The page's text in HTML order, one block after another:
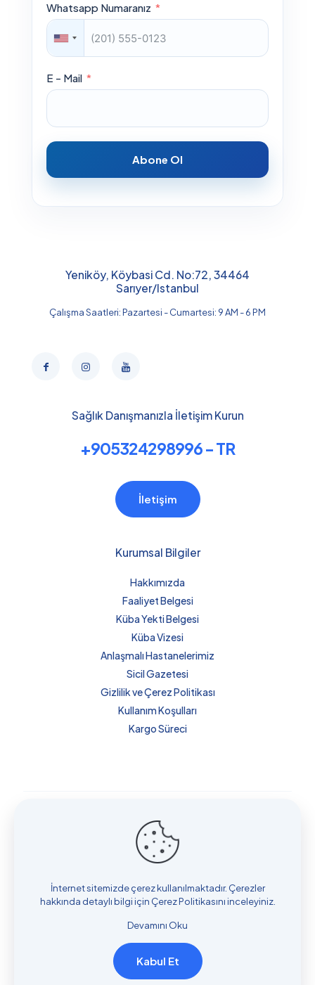
Whatsapp Numaranız
E - Mail
Abone Ol
Yeniköy, Köybasi Cd. No:72, 34464
Sarıyer/Istanbul
Çalışma Saatleri: Pazartesi - Cumartesi: 9 AM - 6 PM
Sağlık Danışmanızla İletişim Kurun
+905324298996 - TR
İletişim
Kurumsal Bilgiler
Hakkımızda
Faaliyet Belgesi
Küba Yekti Belgesi
Küba Vizesi
Anlaşmalı Hastanelerimiz
Sicil Gazetesi
Gizlilik ve Çerez Politikası
Kullanım Koşulları
Kargo Süreci
Küba’da Sağlık ve Danışmanlık Hizmetleri bir
Sağlık Turizm Tic. Ltd. Şti.
Copyright © 2018 Küba'da Sağlık ve Danışmanlık
İnternet sitemizde çerez kullanılmaktadır. Çerezler
hakkında detaylı bilgi için Çerez Politikasınıinceleyiniz.
Devamını Oku
Kabul Et